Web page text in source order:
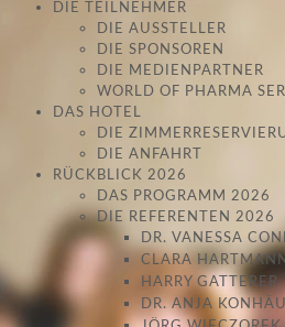
DIE TEILNEHMER
DIE AUSSTELLER
DIE SPONSOREN
DIE MEDIENPARTNER
WORLD OF PHARMA
DAS HOTEL
DIE
DIE ANFAHRT
RÜCKBLICK 2026
DAS PROGRAMM 2026
DIE REFERENTEN 2026
DR. VANESSA
CLARA HARTMANN
HARRY GATTERER
DR. ANJA